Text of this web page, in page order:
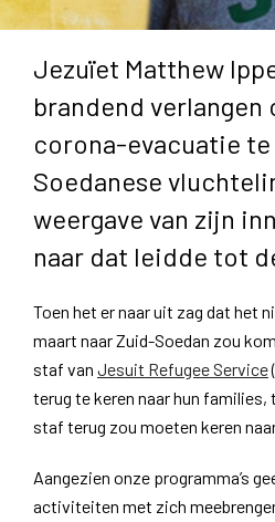
Jezuïet Matthew
brandend verlangen
corona-evacuatie
Soedanese
weergave van zijn
naar dat leidde tot
Toen het er naar uit zag dat het
maart naar Zuid-Soedan zou
staf van Jesuit Refugee Service
terug te keren naar hun
staf terug zou moeten keren
Aangezien onze programma’s
activiteiten met zich